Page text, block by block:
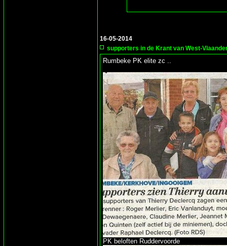
16-05-2014
supporters in de Krant van West-
Rumbeke PK elite zc ..
PK beloften Ruddervoorde